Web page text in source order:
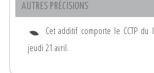
AUTRES PRÉCISIONS
Cet additif comporte le CCTP
jeudi 21 avril.